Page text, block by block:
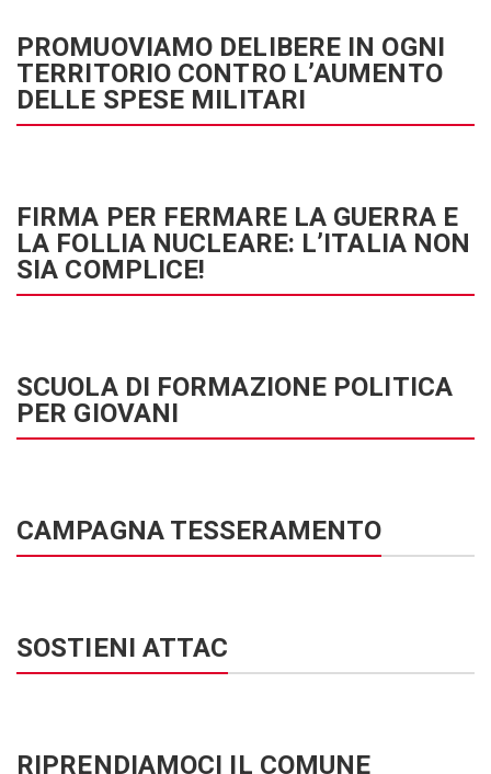
PROMUOVIAMO DELIBERE IN OGNI
TERRITORIO CONTRO L’AUMENTO
DELLE SPESE MILITARI
FIRMA PER FERMARE LA GUERRA E
LA FOLLIA NUCLEARE: L’ITALIA NON
SIA COMPLICE!
SCUOLA DI FORMAZIONE POLITICA
PER GIOVANI
CAMPAGNA TESSERAMENTO
SOSTIENI ATTAC
RIPRENDIAMOCI IL COMUNE